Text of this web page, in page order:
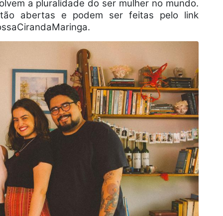
a pluralidade do ser mulher no mundo.
abertas e podem ser feitas pelo link